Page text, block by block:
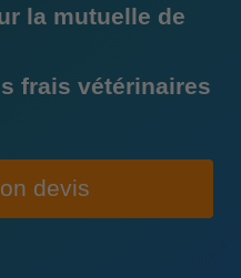
la mutuelle de
frais vétérinaires
devis